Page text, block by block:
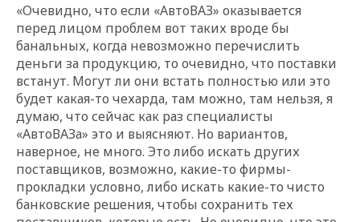
«Очевидно, что если «АвтоВАЗ» оказывается
перед лицом проблем вот таких вроде бы
банальных, когда невозможно перечислить
деньги за продукцию, то очевидно, что поставки
встанут. Могут ли они встать полностью или это
будет какая-то чехарда, там можно, там нельзя, я
думаю, что сейчас как раз специалисты
«АвтоВАЗа» это и выясняют. Но вариантов,
наверное, не много. Это либо искать других
поставщиков, возможно, какие-то фирмы-
прокладки условно, либо искать какие-то чисто
банковские решения, чтобы сохранить тех